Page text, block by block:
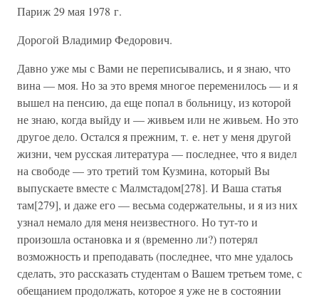
Париж 29 мая 1978 г.
Дорогой Владимир Федорович.
Давно уже мы с Вами не переписывались, и я знаю, что
вина — моя. Но за это время многое переменилось — и я
вышел на пенсию, да еще попал в больницу, из которой
не знаю, когда выйду и — живьем или не живьем. Но это
другое дело. Остался я прежним, т. е. нет у меня другой
жизни, чем русская литература — последнее, что я видел
на свободе — это третий том Кузмина, который Вы
выпускаете вместе с Малмстадом[278]. И Ваша статья
там[279], и даже его — весьма содержательны, и я из них
узнал немало для меня неизвестного. Но тут-то и
произошла остановка и я (временно ли?) потерял
возможность и преподавать (последнее, что мне удалось
сделать, это рассказать студентам о Вашем третьем томе, с
обещанием продолжать, которое я уже не в состоянии